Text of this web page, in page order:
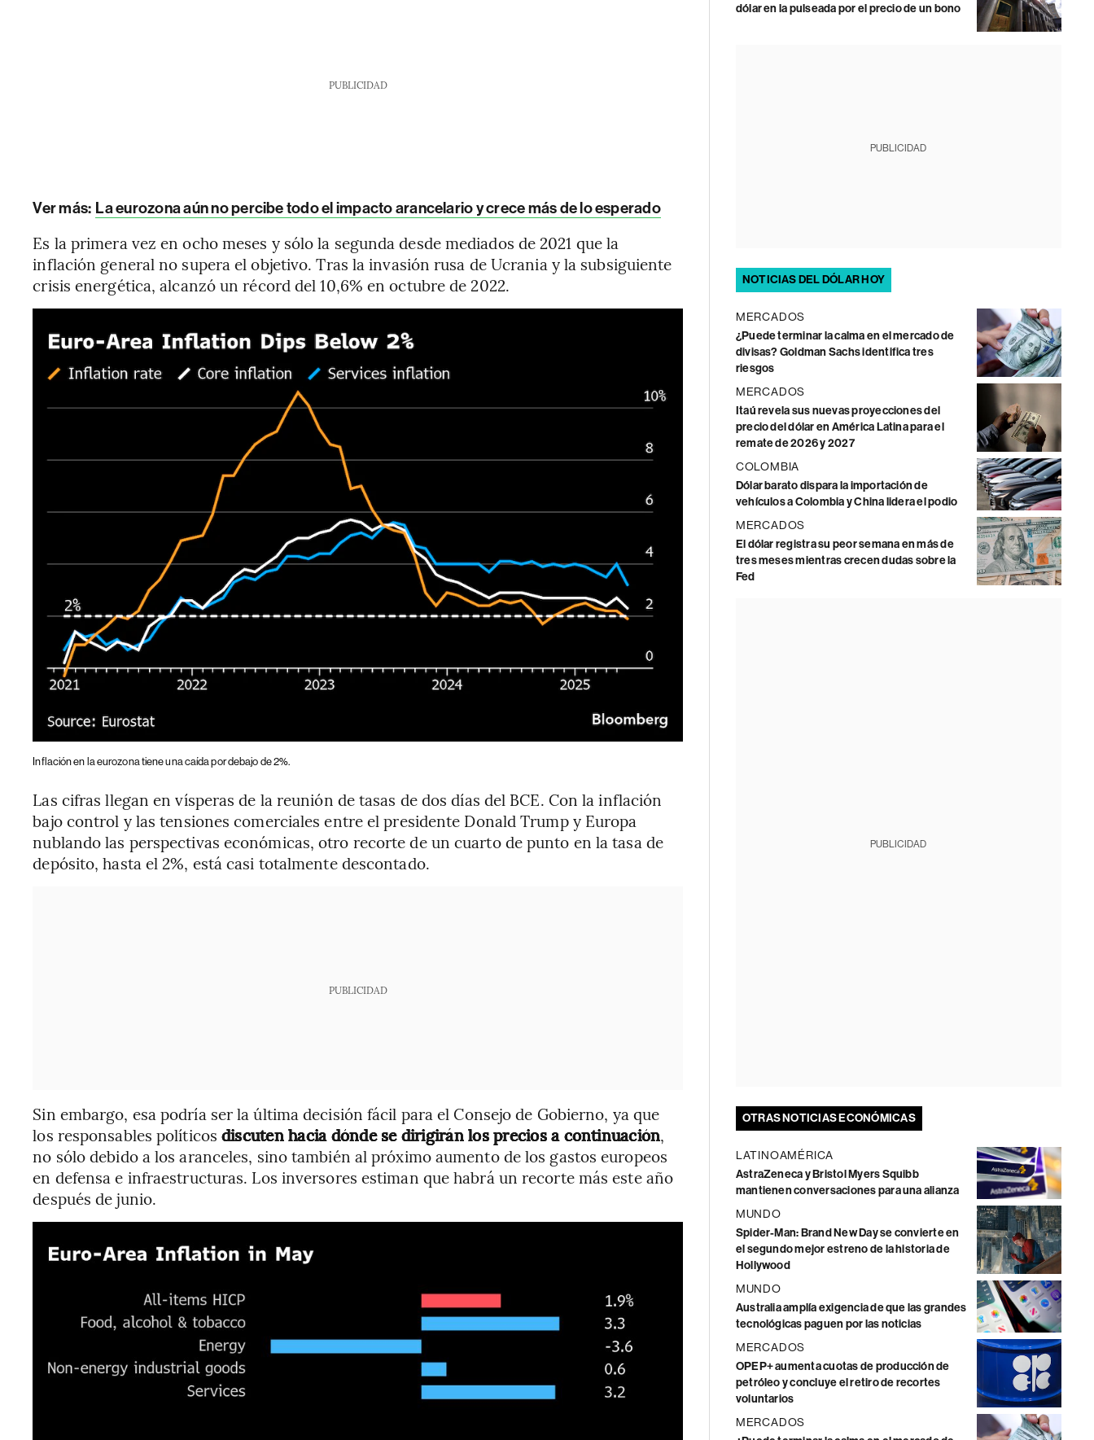
PUBLICIDAD
Ver más: La eurozona aún no percibe todo el impacto arancelario y crece más de lo esperado
Es la primera vez en ocho meses y sólo la segunda desde mediados de 2021 que la
inflación general no supera el objetivo. Tras la invasión rusa de Ucrania y la subsiguiente
crisis energética, alcanzó un récord del 10,6% en octubre de 2022.
Inflación en la eurozona tiene una caída por debajo de 2%.
Las cifras llegan en vísperas de la reunión de tasas de dos días del BCE. Con la inflación
bajo control y las tensiones comerciales entre el presidente Donald Trump y Europa
nublando las perspectivas económicas, otro recorte de un cuarto de punto en la tasa de
depósito, hasta el 2%, está casi totalmente descontado.
PUBLICIDAD
Sin embargo, esa podría ser la última decisión fácil para el Consejo de Gobierno, ya que
los responsables políticosdiscuten hacia dónde se dirigirán los precios a continuación,
no sólo debido a los aranceles, sino también al próximo aumento de los gastos europeos
en defensa e infraestructuras. Los inversores estiman que habrá un recorte más este año
después de junio.
dólar en la pulseada por el precio de un bono
PUBLICIDAD
NOTICIAS DEL DÓLAR HOY
MERCADOS
¿Puede terminar la calma en el mercado de
divisas? Goldman Sachs identifica tres
riesgos
MERCADOS
Itaú revela sus nuevas proyecciones del
precio del dólar en América Latina para el
remate de 2026 y 2027
COLOMBIA
Dólar barato dispara la importación de
vehículos a Colombia y China lidera el podio
MERCADOS
El dólar registra su peor semana en más de
tres meses mientras crecen dudas sobre la
Fed
PUBLICIDAD
OTRAS NOTICIAS ECONÓMICAS
LATINOAMÉRICA
AstraZeneca y Bristol Myers Squibb
mantienen conversaciones para una alianza
MUNDO
Spider-Man: Brand New Day se convierte en
el segundo mejor estreno de la historia de
Hollywood
MUNDO
Australia amplía exigencia de que las grandes
tecnológicas paguen por las noticias
MERCADOS
OPEP+ aumenta cuotas de producción de
petróleo y concluye el retiro de recortes
voluntarios
MERCADOS